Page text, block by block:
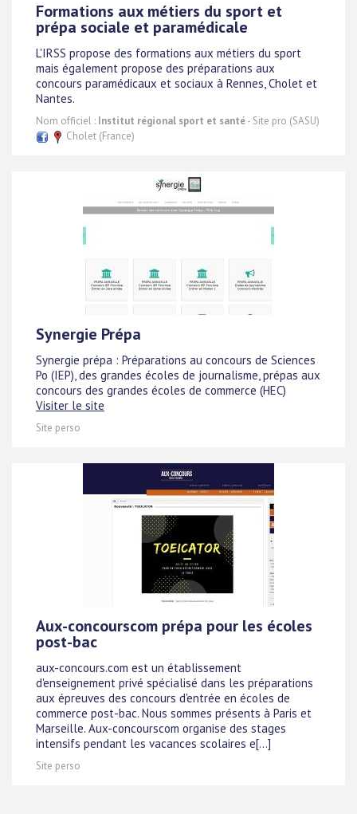
Formations aux métiers du sport et
prépa sociale et paramédicale
L'IRSS propose des formations aux métiers du sport
mais également propose des préparations aux
concours paramédicaux et sociaux à Rennes, Cholet et
Nantes.
Nom officiel : Institut régional sport et santé- Site pro (SASU)
Cholet (France)
Synergie Prépa
Synergie prépa : Préparations au concours de Sciences
Po (IEP), des grandes écoles de journalisme, prépas aux
concours des grandes écoles de commerce (HEC)
Visiter le site
Site perso
Aux-concourscom prépa pour les écoles
post-bac
aux-concours.com est un établissement
d'enseignement privé spécialisé dans les préparations
aux épreuves des concours d'entrée en écoles de
commerce post-bac. Nous sommes présents à Paris et
Marseille. Aux-concourscom organise des stages
intensifs pendant les vacances scolaires e[...]
Site perso